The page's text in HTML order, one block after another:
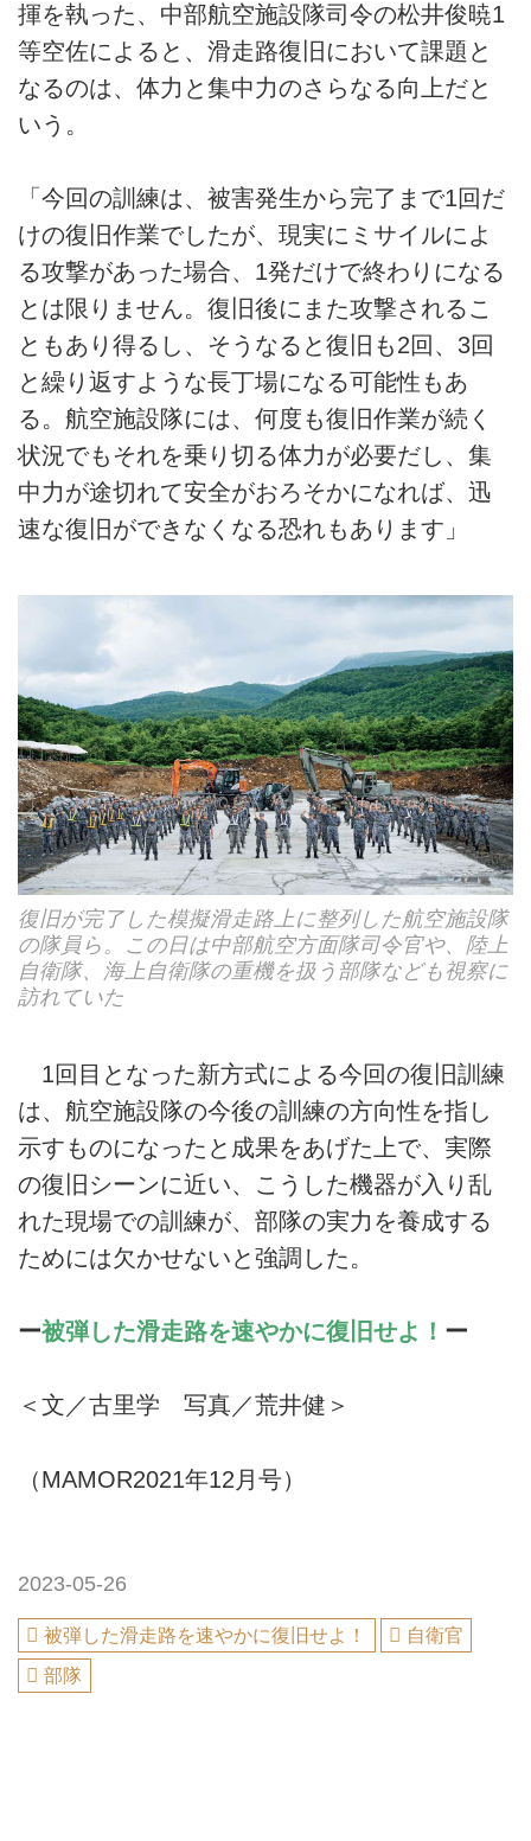
揮を執った、中部航空施設隊司令の松井俊暁1
等空佐によると、滑走路復旧において課題と
なるのは、体力と集中力のさらなる向上だと
いう。
「今回の訓練は、被害発生から完了まで1回だ
けの復旧作業でしたが、現実にミサイルによ
る攻撃があった場合、1発だけで終わりになる
とは限りません。復旧後にまた攻撃されるこ
ともあり得るし、そうなると復旧も2回、3回
と繰り返すような長丁場になる可能性もあ
る。航空施設隊には、何度も復旧作業が続く
状況でもそれを乗り切る体力が必要だし、集
中力が途切れて安全がおろそかになれば、迅
速な復旧ができなくなる恐れもあります」
復旧が完了した模擬滑走路上に整列した航空施設隊
の隊員ら。この日は中部航空方面隊司令官や、陸上
自衛隊、海上自衛隊の重機を扱う部隊なども視察に
訪れていた
1回目となった新方式による今回の復旧訓練
は、航空施設隊の今後の訓練の方向性を指し
示すものになったと成果をあげた上で、実際
の復旧シーンに近い、こうした機器が入り乱
れた現場での訓練が、部隊の実力を養成する
ためには欠かせないと強調した。
ー被弾した滑走路を速やかに復旧せよ！ ー
＜文／古里学 写真／荒井健＞
（MAMOR2021年12月号）
2023-05-26
被弾した滑走路を速やかに復旧せよ！
自衛官
部隊